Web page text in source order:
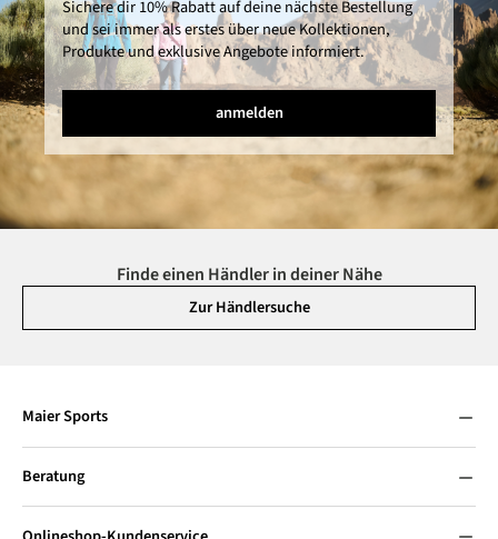
Sichere dir 10% Rabatt auf deine nächste Bestellung
und sei immer als erstes über neue Kollektionen,
Produkte und exklusive Angebote informiert.
anmelden
Finde einen Händler in deiner Nähe
Zur Händlersuche
Maier Sports
Beratung